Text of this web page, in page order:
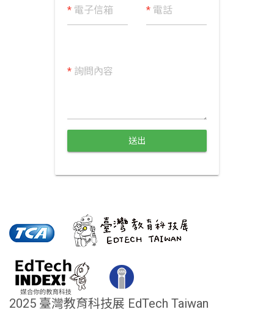
*電子信箱 * 電話
*詢問內容
送出
2025 臺灣教育科技展 EdTech Taiwan